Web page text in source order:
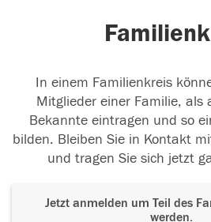
17.11.2019
In einem Familienkreis
Mitglieder einer Familie, als
Bekannte eintragen und so
bilden. Bleiben Sie in Kontakt
und tragen Sie sich jetzt
Jetzt anmelden um Teil des
werden.